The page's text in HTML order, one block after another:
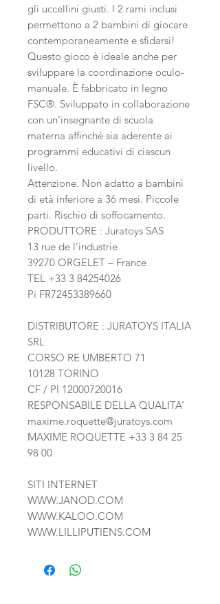
gli uccellini giusti. I 2 rami inclusi
permettono a 2 bambini di giocare
contemporaneamente e sfidarsi!
Questo gioco è ideale anche per
sviluppare la coordinazione oculo-
manuale. È fabbricato in legno
FSC®. Sviluppato in collaborazione
con un'insegnante di scuola
materna affinché sia aderente ai
programmi educativi di ciascun
livello.
Attenzione. Non adatto a bambini
di età inferiore a 36 mesi. Piccole
parti. Rischio di soffocamento.
PRODUTTORE : Juratoys SAS
13 rue de l’industrie
39270 ORGELET – France
TEL +33 3 84254026
Pi FR72453389660
DISTRIBUTORE : JURATOYS ITALIA
SRL
CORSO RE UMBERTO 71
10128 TORINO
CF / PI 12000720016
RESPONSABILE DELLA QUALITA’
maxime.roquette@juratoys.com
MAXIME ROQUETTE +33 3 84 25
98 00
SITI INTERNET
WWW.JANOD.COM
WWW.KALOO.COM
WWW.LILLIPUTIENS.COM